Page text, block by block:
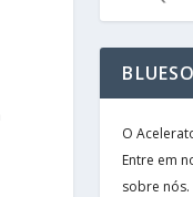
O
Entre em
sobre nós.